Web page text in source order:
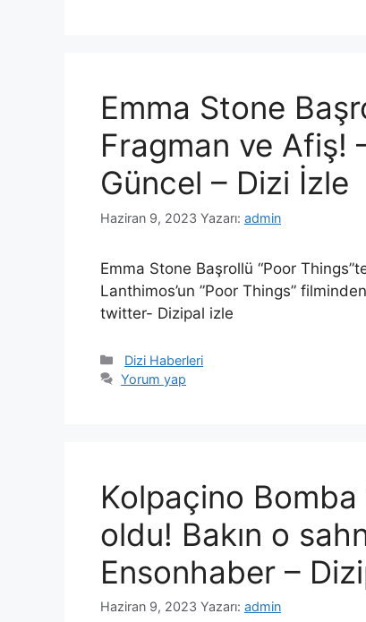
Emma Stone
Fragman ve Afiş!
Güncel – Dizi İzle
Haziran 9, 2023 Yazarı: admin
Emma Stone Başrollü “Poor
Lanthimos’un ”Poor Things”
twitter- Dizipal izle
Kategoriler
Dizi Haberleri
Yorum yap
Kolpaçino
oldu! Bakın o
Ensonhaber –
Haziran 9, 2023 Yazarı: admin